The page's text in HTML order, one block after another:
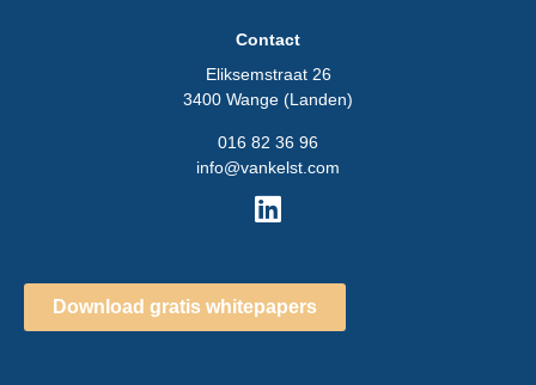
Contact
Eliksemstraat 26
3400 Wange (Landen)
016 82 36 96
info@vankelst.com
Download gratis whitepapers